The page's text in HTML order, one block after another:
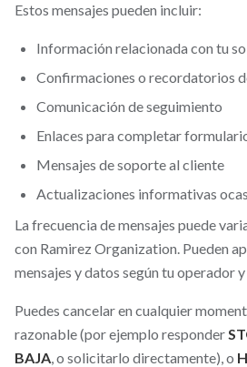
Estos mensajes pueden incluir:
Información relacionada con tu
Confirmaciones o recordatorios
Comunicación de seguimiento
Enlaces para completar
Mensajes de soporte al cliente
Actualizaciones informativas
La frecuencia de mensajes puede
con Ramirez Organization. Pueden
mensajes y datos según tu operador
Puedes cancelar en cualquier
razonable (por ejemplo responder
BAJA, o solicitarlo directamente), o